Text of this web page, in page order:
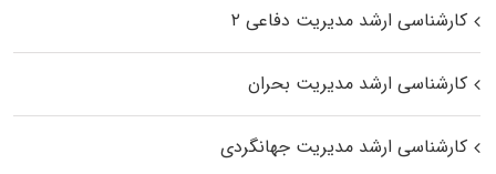
کارشناسی ارشد مدیریت دفاعی ۲
کارشناسی ارشد مدیریت بحران
کارشناسی ارشد مدیریت جهانگردی